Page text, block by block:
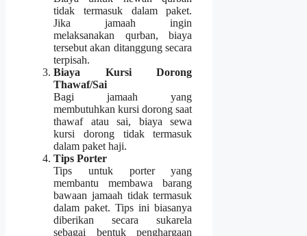
tidak termasuk dalam paket.
Jika jamaah ingin
melaksanakan qurban, biaya
tersebut akan ditanggung secara
terpisah.
Biaya Kursi Dorong
Thawaf/Sai
Bagi jamaah yang
membutuhkan kursi dorong saat
thawaf atau sai, biaya sewa
kursi dorong tidak termasuk
dalam paket haji.
Tips Porter
Tips untuk porter yang
membantu membawa barang
bawaan jamaah tidak termasuk
dalam paket. Tips ini biasanya
diberikan secara sukarela
sebagai bentuk penghargaan